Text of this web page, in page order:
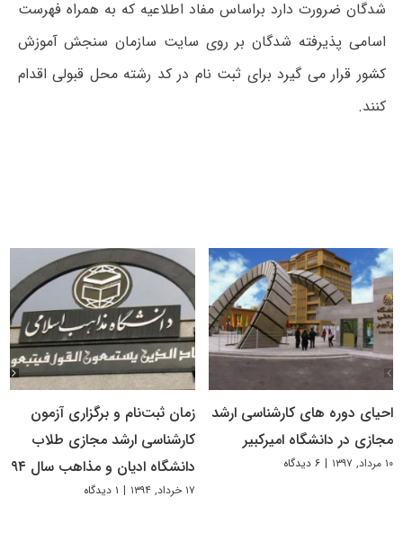
شدگان ضرورت دارد براساس مفاد اطلاعیه که به همراه فهرست
اسامی پذیرفته شدگان بر روی سایت سازمان سنجش آموزش
کشور قرار می گیرد برای ثبت نام در کد رشته محل قبولی اقدام
کنند.
احیای دوره های کارشناسی ارشد
مجازی در دانشگاه امیرکبیر
۱۰ مرداد, ۱۳۹۷ | ۶ دیدگاه
زمان ثبت‌نام و برگزاری آزمون
کارشناسی ارشد مجازی طلاب
دانشگاه ادیان و مذاهب سال ۹۴
۱۷ خرداد, ۱۳۹۴ | ۱ دیدگاه